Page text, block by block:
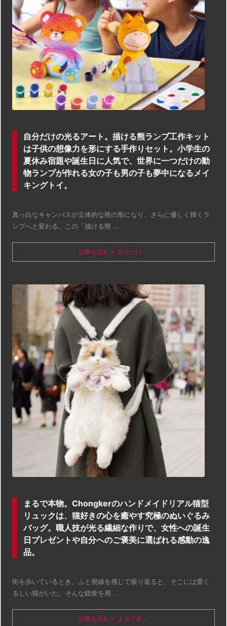
自分だけの光るアート。描ける熊ランプ工作キット
は子供の想像力を形にする手作りセット。小学生の
夏休み宿題や誕生日に人気で、世界に一つだけの動
物ランプが作れる女の子も男の子も夢中になるメイ
キングトイ。
真っ白なキャンバスが立体的な熊の形になり、さらに優しく輝くラ
ンプへと変わる。この「描ける熊 ...
記事を読む 自分だけ ...
まるで本物。Chongkerのハンドメイドリアル猫型
リュックは、猫好きの心を癒やす究極のぬいぐるみ
バッグ。職人技が光る繊細な作りで、女性への誕生
日プレゼントや自分へのご褒美に選ばれる感動の逸
品。
街を歩いているとき、ふと視線を感じて振り返ると、そこには愛く
るしい猫がいた。そんな錯覚を周 ...
記事を読む まるで本 ...